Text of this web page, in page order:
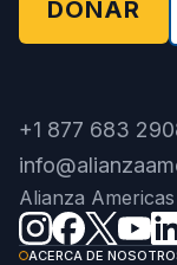
DONAR
+1 877 683
Alianza
ACERCA DE